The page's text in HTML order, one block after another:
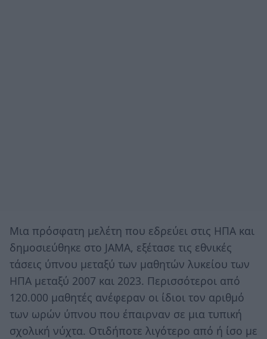
Μια πρόσφατη μελέτη που εδρεύει στις ΗΠΑ και
δημοσιεύθηκε στο JAMA, εξέτασε τις εθνικές
τάσεις ύπνου μεταξύ των μαθητών λυκείου των
ΗΠΑ μεταξύ 2007 και 2023. Περισσότεροι από
120.000 μαθητές ανέφεραν οι ίδιοι τον αριθμό
των ωρών ύπνου που έπαιρναν σε μια τυπική
σχολική νύχτα. Οτιδήποτε λιγότερο από ή ίσο με